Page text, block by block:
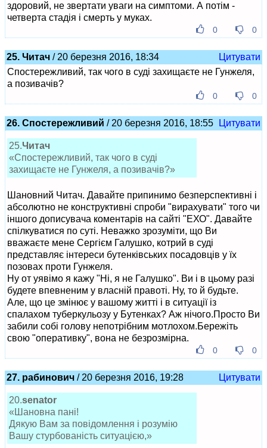
здоровий, не звертати уваги на симптоми. А потім -
четверта стадія і смерть у муках.
0 0
25. Читач / 20 березня 2016, 18:34
Цитувати
Спостережливий, так чого в суді захищаєте не Гунжеля,
а позивачів?
0 0
26. Спостережливий / 20 березня 2016, 18:55 Цитувати
25.Читач
«Спостережливий, так чого в суді
захищаєте не Гунжеля, а позивачів?»
Шановний Читач. Давайте припинимо безперспективні і
абсолютно не конструктивні спроби "вирахувати" того чи
іншого дописувача коментарів на сайті "ЕХО". Давайте
спілкуватися по суті. Неважко зрозуміти, що Ви
вважаєте мене Сергієм Галушко, котрий в суді
представляє інтереси бутенківських посадовців у їх
позовах проти Гунжеля.
Ну от уявімо я кажу "Ні, я не Галушко". Ви і в цьому разі
будете впевненим у власній правоті. Ну, то й будьте.
Але, що це змінює у вашому житті і в ситуації із
спалахом туберкульозу у Бутенках? Аж нічого.Просто Ви
забили собі голову непотрібним мотлохом.Бережіть
свою "оперативку", вона не безрозмірна.
0 0
27. рабинович / 20 березня 2016, 19:28 Цитувати
20.senator
«Шановна пані!
Дякую Вам за повідомлення і розумію
Вашу стурбованість ситуацією,»